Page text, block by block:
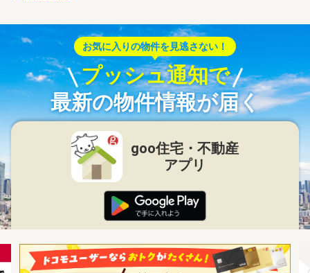
お気に入りの物件を見逃さない！
プッシュ通知で
最新の物件情報が届く
goo住宅・不動産
アプリ